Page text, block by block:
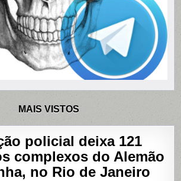
MAIS VISTOS
policial deixa 121
complexos do Alemão
no Rio de Janeiro